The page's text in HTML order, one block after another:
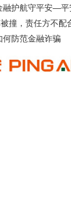
融护航守平安—平
被撞，责任方不配
何防范金融诈骗